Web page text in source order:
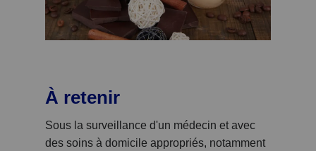
À retenir
Sous la surveillance d'un médecin et avec
des soins à domicile appropriés, notamment